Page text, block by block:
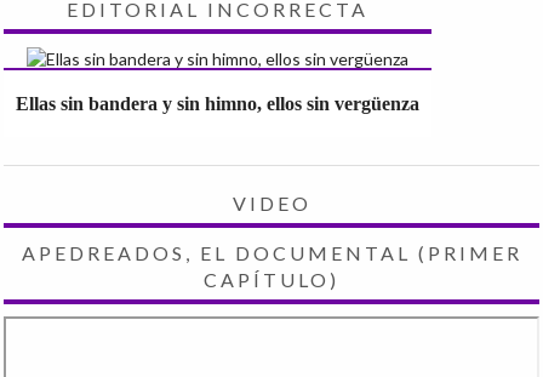
EDITORIAL INCORRECTA
Ellas sin bandera y sin himno, ellos sin vergüenza
VIDEO
APEDREADOS, EL DOCUMENTAL (PRIMER
CAPÍTULO)